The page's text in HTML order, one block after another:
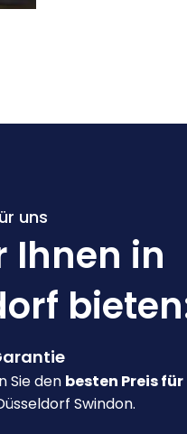
uns
Ihnen in
Sie den besten Preis für
Swindon.